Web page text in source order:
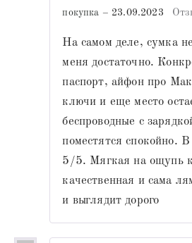
покупка – 23.09.2023
На самом деле, сумка
меня достаточно.
паспорт, айфон про
ключи и еще место
беспроводные с
поместятся спокойно.
5/5. Мягкая на ощупь
качественная и сама
и выглядит дорого